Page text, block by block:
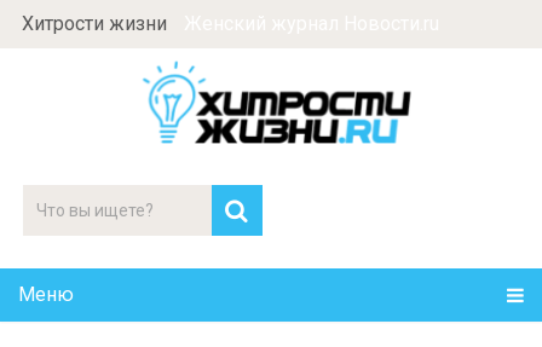
Хитрости жизни
Меню